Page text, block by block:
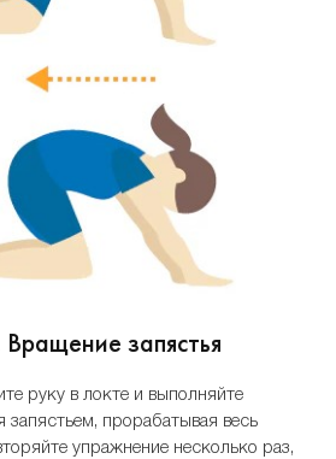
запястья
руку в локте и выполняйте
прорабатывая весь
упражнение несколько раз,